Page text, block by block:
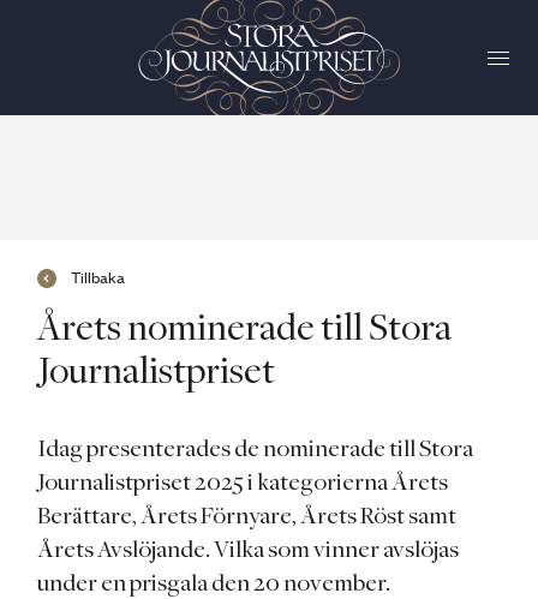
Årets nominerade till Stora
Journalistpriset
Idag presenterades de nominerade till Stora
Journalistpriset 2025 i kategorierna Årets
Berättare, Årets Förnyare, Årets Röst samt
Årets Avslöjande. Vilka som vinner avslöjas
under en prisgala den 20 november.
Tillbaka